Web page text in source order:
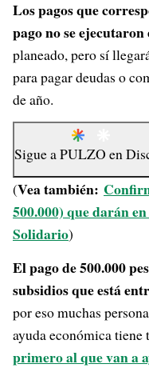
Los pagos que
pago no se
planeado, pero sí
para pagar deudas o
de año.
Sigue aPULZO en
(Vea también:
500.000) que darán
Solidario)
El pago de 500.000
subsidios que está
por eso muchas
ayuda económica tiene
primero al que van a